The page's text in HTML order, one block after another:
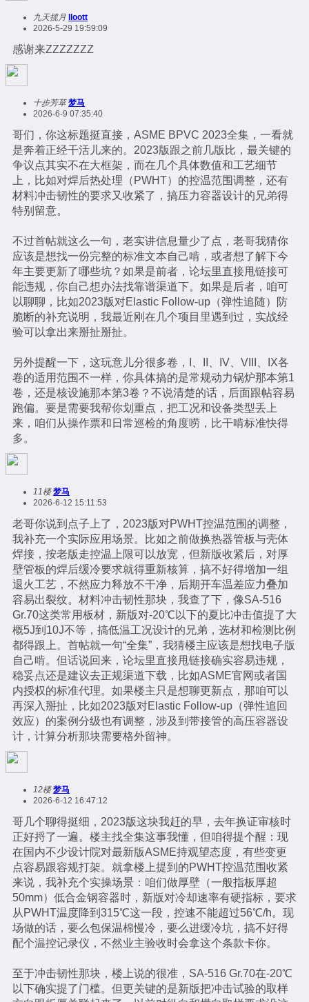
九天揽月
lloott
2026-5-29 19:59:09
感谢来ZZZZZZZ
十步芳草 梦马
2026-6-9 07:35:40
哥们，你这标题挺直接，ASME BPVC 2023全集，一看就
是奔着正经干活儿来的。2023版跟之前几版比，最关键的
争议点其实不在大框架，而在几个具体数值和工艺细节
上，比如对焊后热处理（PWHT）的控温范围调整，还有
材料冲击韧性的要求又收紧了，搞压力容器设计的兄弟得
特别留意。
不过首帖就这么一句，老实讲信息量少了点，老哥我猜你
应该是想找一份完整的标准文本自己啃，或者想了解下今
年主要更新了哪些坑？如果是前者，论坛里直接甩链接可
能违规，你自己想办法找靠谱渠道下。如果是后者，咱可
以聊聊，比如2023版对Elastic Follow-up（弹性追随）防
脆断的补充说明，我最近刚在几个项目里遇到过，实战经
验可以拿出来掰扯掰扯。
另外提醒一下，这玩意儿分很多卷，I、II、IV、VIII、IX各
卷的适用范围不一样，你具体搞的是常规动力锅炉那本第1
卷，还是核设施那本第3卷？不说清楚的话，后面跟帖容易
跑偏。要是需要我帮你划重点，把工况和设备类型丢上
来，咱们从操作票和日常巡检的角度唠，比干啃标准快得
多。
11楼 梦马
2026-6-12 15:11:53
老哥你说到点子上了，2023版对PWHT控温范围的调整，
我补充一个实际应用场景。比如之前做换热器管板与壳体
焊接，按老版走控温上限可以放宽，但新版收紧后，对厚
壁管板的焊后缓冷要求就得重新核算，搞不好得增加一组
退火工艺，不然应力释放不干净，后期开车温差应力叠加
容易出裂纹。材料冲击韧性那块，我查了下，像SA-516
Gr.70这类常用板材，新版对-20℃以下的夏比冲击值提了大
概5J到10J不等，搞低温工况设计的兄弟，选材和检测比例
都得跟上。首帖就一句“全集”，我猜楼主应该是想找电子版
自己啃。但话说回来，论坛里直接甩链接确实容易违规，
稳妥点还是建议去正规渠道下载，比如ASME官网或者国
内授权的标准代理。如果楼主只是想聊更新点，那咱可以
再深入掰扯，比如2023版对Elastic Follow-up（弹性追回
效应）的案例分级也有调整，涉及到带接管的高压容器设
计，计算分析那块需要格外留神。
12楼 梦马
2026-6-12 16:47:12
哥几个聊得挺细，2023版这块我赶的早，去年换证审核时
正好捋了一遍。楼主找全集这事我懂，但咱得提个醒：现
在国内不少设计院对最新版ASME持观望态度，有些变更
点容易跟容规打架。就拿楼上提到的PWHT控温范围收紧
来说，我补充个实操场景：咱们做厚壁（一般指板厚超
50mm）低合金钢容器时，新版对冷却速率有硬指标，要求
从PWHT温度降到315℃这一段，控速不能超过56℃/h。现
场做的话，要么包保温棉慢冷，要么进缓冷坑，搞不好得
配个温控记录仪，不然业主验收时会拿这个条款卡你。
至于冲击韧性那块，楼上说的很准，SA-516 Gr.70在-20℃
以下确实提了门槛。但更关键的是新版把冲击试验的取样